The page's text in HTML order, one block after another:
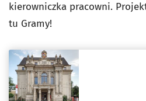
kierowniczka pracowni.
tu Gramy!